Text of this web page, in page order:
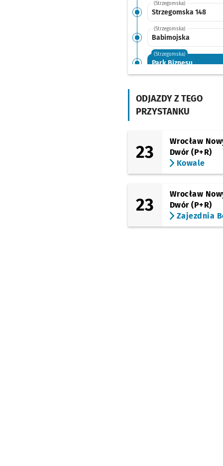
(Strzegomska)
Strzegomska 148
(Strzegomska)
Babimojska
(Strzegomska)
Park Biznesu
Przemysłowy
(Śrubowa)
(Złotoryjska)
Dolmed
(Legnicka)
Pl. Strzegomski
Współczesne)
(Legnicka)
Młodych Techników
ODJAZDY Z TEGO
PRZYSTANKU
23
Wrocław
Dwór (P+R)
Kowale
23
Wrocław
Dwór (P+R)
Zajezdnia